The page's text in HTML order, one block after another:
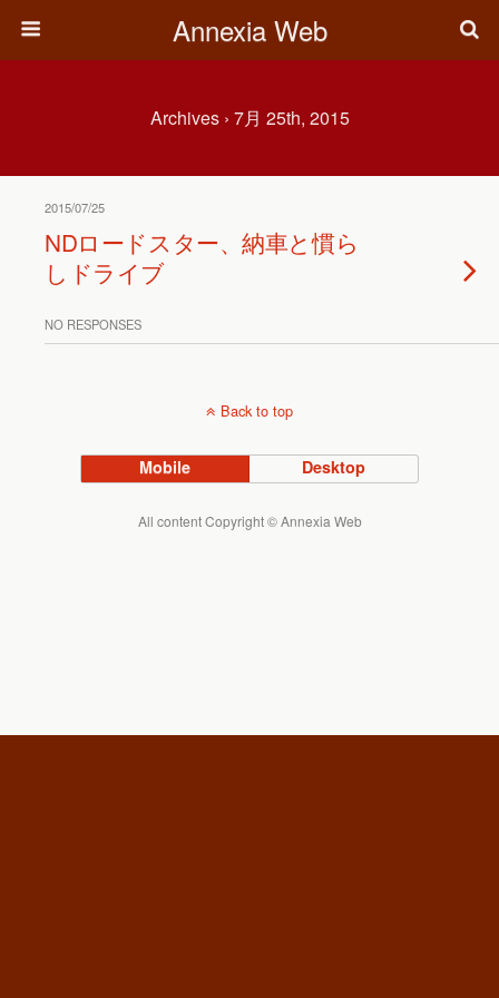
Annexia Web
Archives › 7月 25th, 2015
2015/07/25
NDロードスター、納車と慣ら
しドライブ
NO RESPONSES
Back to top
Mobile Desktop
All content Copyright © Annexia Web